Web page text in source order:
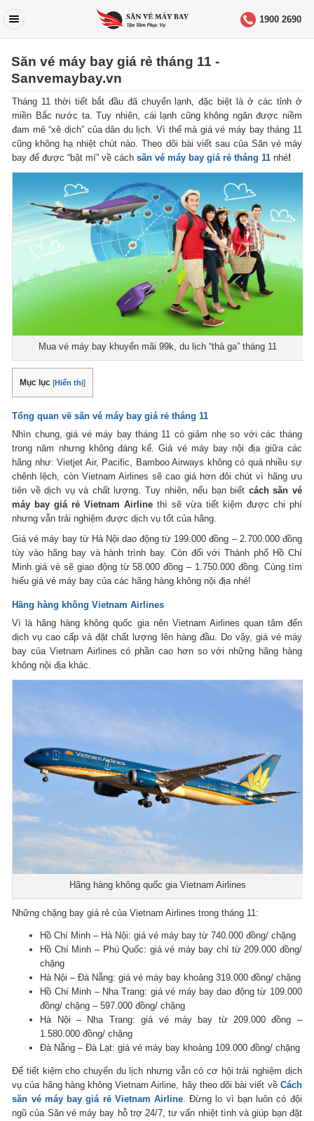
1900 2690
Săn vé máy bay giá rẻ tháng 11 -
Sanvemaybay.vn
Tháng 11 thời tiết bắt đầu đã chuyển lạnh, đặc biệt là ở các tỉnh ở
miền Bắc nước ta. Tuy nhiên, cái lạnh cũng không ngăn được niềm
đam mê “xê dịch” của dân du lịch. Vì thế mà giá vé máy bay tháng 11
cũng không hạ nhiệt chút nào. Theo dõi bài viết sau của Săn vé máy
bay để được “bật mí” về cáchsăn vé máy bay giá rẻ tháng 11 nhé!
Mua vé máy bay khuyến mãi 99k, du lịch “thả ga” tháng 11
Mục lục [Hiển thị]
Tổng quan về săn vé máy bay giá rẻ tháng 11
Nhìn chung, giá vé máy bay tháng 11 có giảm nhẹ so với các tháng
trong năm nhưng không đáng kể. Giá vé máy bay nội địa giữa các
hãng như: Vietjet Air, Pacific, Bamboo Airways không có quá nhiều sự
chênh lệch, còn Vietnam Airlines sẽ cao giá hơn đôi chút vì hãng ưu
tiên về dịch vụ và chất lượng. Tuy nhiên, nếu bạn biết cách săn vé
máy bay giá rẻ Vietnam Airline thì sẽ vừa tiết kiệm được chi phí
nhưng vẫn trải nghiệm được dịch vụ tốt của hãng.
Giá vé máy bay từ Hà Nội dao động từ 199.000 đồng – 2.700.000 đồng
tùy vào hãng bay và hành trình bay. Còn đối với Thành phố Hồ Chí
Minh giá vé sẽ giao động từ 58.000 đồng – 1.750.000 đồng. Cùng tìm
hiểu giá vé máy bay của các hãng hàng không nội địa nhé!
Hãng hàng không Vietnam Airlines
Vì là hãng hàng không quốc gia nên Vietnam Airlines quan tâm đến
dịch vụ cao cấp và đặt chất lượng lên hàng đầu. Do vậy, giá vé máy
bay của Vietnam Airlines có phần cao hơn so với những hãng hàng
không nội địa khác.
Hãng hàng không quốc gia Vietnam Airlines
Những chặng bay giá rẻ của Vietnam Airlines trong tháng 11:
Hồ Chí Minh – Hà Nội: giá vé máy bay từ 740.000 đồng/ chặng
Hồ Chí Minh – Phú Quốc: giá vé máy bay chỉ từ 209.000 đồng/
chặng
Hà Nội – Đà Nẵng: giá vé máy bay khoảng 319.000 đồng/ chặng
Hồ Chí Minh – Nha Trang: giá vé máy bay dao động từ 109.000
đồng/ chặng – 597.000 đồng/ chặng
Hà Nội – Nha Trang: giá vé máy bay từ 209.000 đồng –
1.580.000 đồng/ chặng
Đà Nẵng – Đà Lạt: giá vé máy bay khoảng 109.000 đồng/ chặng
Để tiết kiệm cho chuyến du lịch nhưng vẫn có cơ hội trải nghiệm dịch
vụ của hãng hàng không Vietnam Airline, hãy theo dõi bài viết về Cách
săn vé máy bay giá rẻ Vietnam Airline. Đừng lo vì bạn luôn có đội
ngũ của Săn vé máy bay hỗ trợ 24/7, tư vấn nhiệt tình và giúp bạn đặt